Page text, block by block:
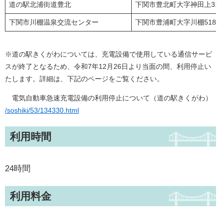
道の駅北浦街道豊北 下関市豊北町大字神田上
下関市川棚温泉交流センター 下関市豊浦町大字川棚5180
※道の駅きくがわについては、充電設備で使用している通信サービ
スが終了となるため、令和7年12月26日より当面の間、利用停止い
たします。詳細は、下記のページをご覧ください。
電気自動車急速充電設備の利用停止について（道の駅きくがわ）​
/soshiki/53/134330.html
利用時間
24時間
利用料金